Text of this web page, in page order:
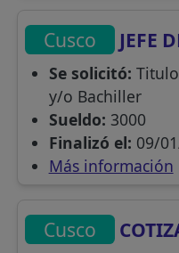
Cusco JEFE
Se solicitó:
y/o Bachiller
Sueldo: 3000
Finalizó el: 09/
Más información
Cusco